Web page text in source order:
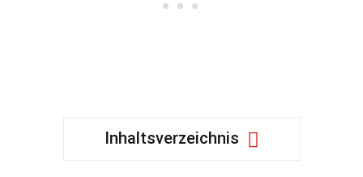
Inhaltsverzeichnis